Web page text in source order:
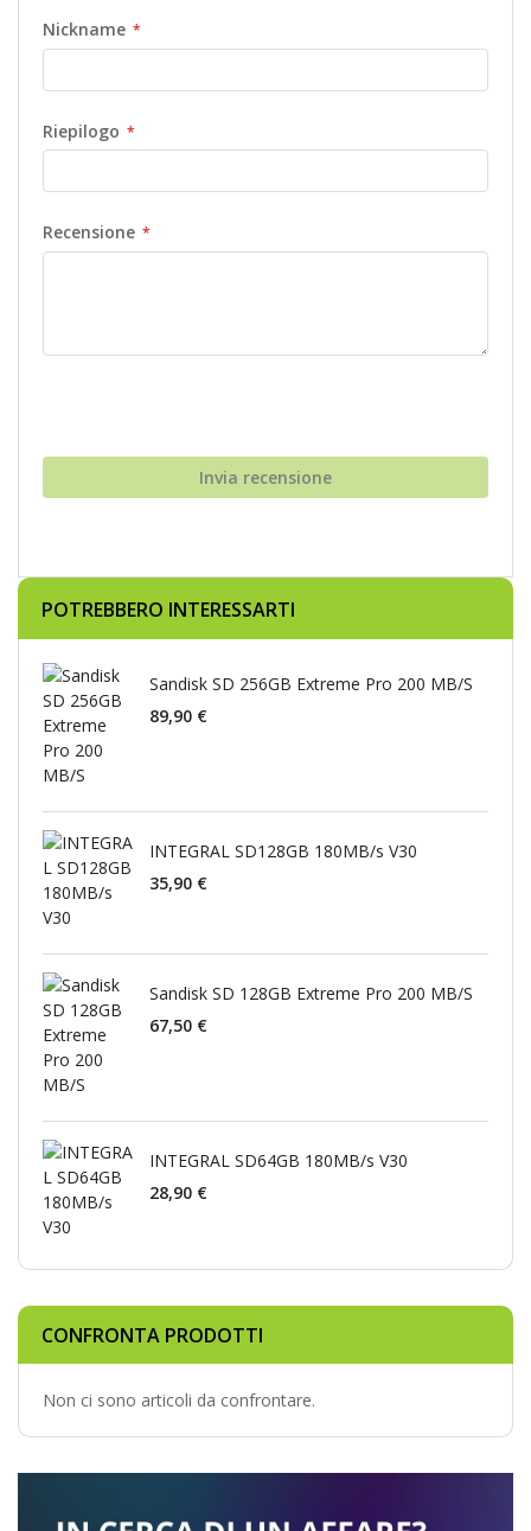
Nickname
Riepilogo
Recensione
Invia recensione
POTREBBERO INTERESSARTI
Sandisk SD 256GB Extreme Pro 200 MB/S
89,90 €
INTEGRAL SD128GB 180MB/s V30
35,90 €
Sandisk SD 128GB Extreme Pro 200 MB/S
67,50 €
INTEGRAL SD64GB 180MB/s V30
28,90 €
CONFRONTA PRODOTTI
Non ci sono articoli da confrontare.